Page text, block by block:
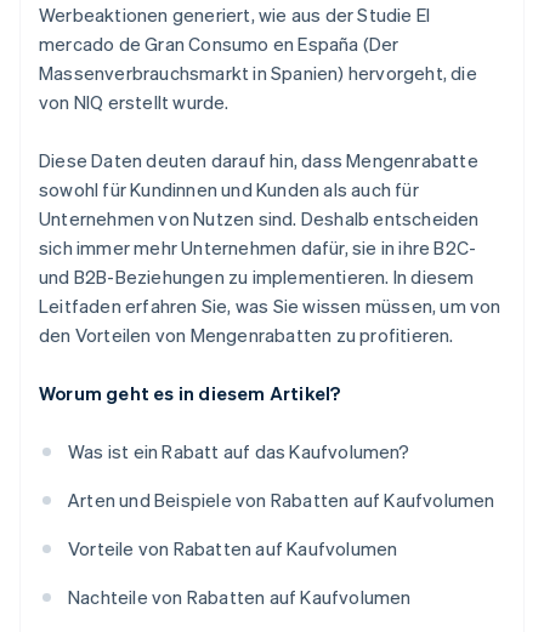
Werbeaktionen generiert, wie aus der Studie El
mercado de Gran Consumo en España (Der
Massenverbrauchsmarkt in Spanien) hervorgeht, die
von NIQ erstellt wurde.
Diese Daten deuten darauf hin, dass Mengenrabatte
sowohl für Kundinnen und Kunden als auch für
Unternehmen von Nutzen sind. Deshalb entscheiden
sich immer mehr Unternehmen dafür, sie in ihre B2C-
und B2B-Beziehungen zu implementieren. In diesem
Leitfaden erfahren Sie, was Sie wissen müssen, um von
den Vorteilen von Mengenrabatten zu profitieren.
Worum geht es in diesem Artikel?
Was ist ein Rabatt auf das Kaufvolumen?
Arten und Beispiele von Rabatten auf Kaufvolumen
Vorteile von Rabatten auf Kaufvolumen
Nachteile von Rabatten auf Kaufvolumen